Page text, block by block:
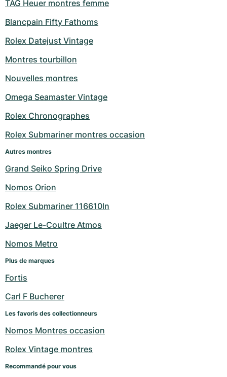
TAG Heuer montres femme
Blancpain Fifty Fathoms
Rolex Datejust Vintage
Montres tourbillon
Nouvelles montres
Omega Seamaster Vintage
Rolex Chronographes
Rolex Submariner montres occasion
Autres montres
Grand Seiko Spring Drive
Nomos Orion
Rolex Submariner 116610ln
Jaeger Le-Coultre Atmos
Nomos Metro
Plus de marques
Fortis
Carl F Bucherer
Les favoris des collectionneurs
Nomos Montres occasion
Rolex Vintage montres
Recommandé pour vous